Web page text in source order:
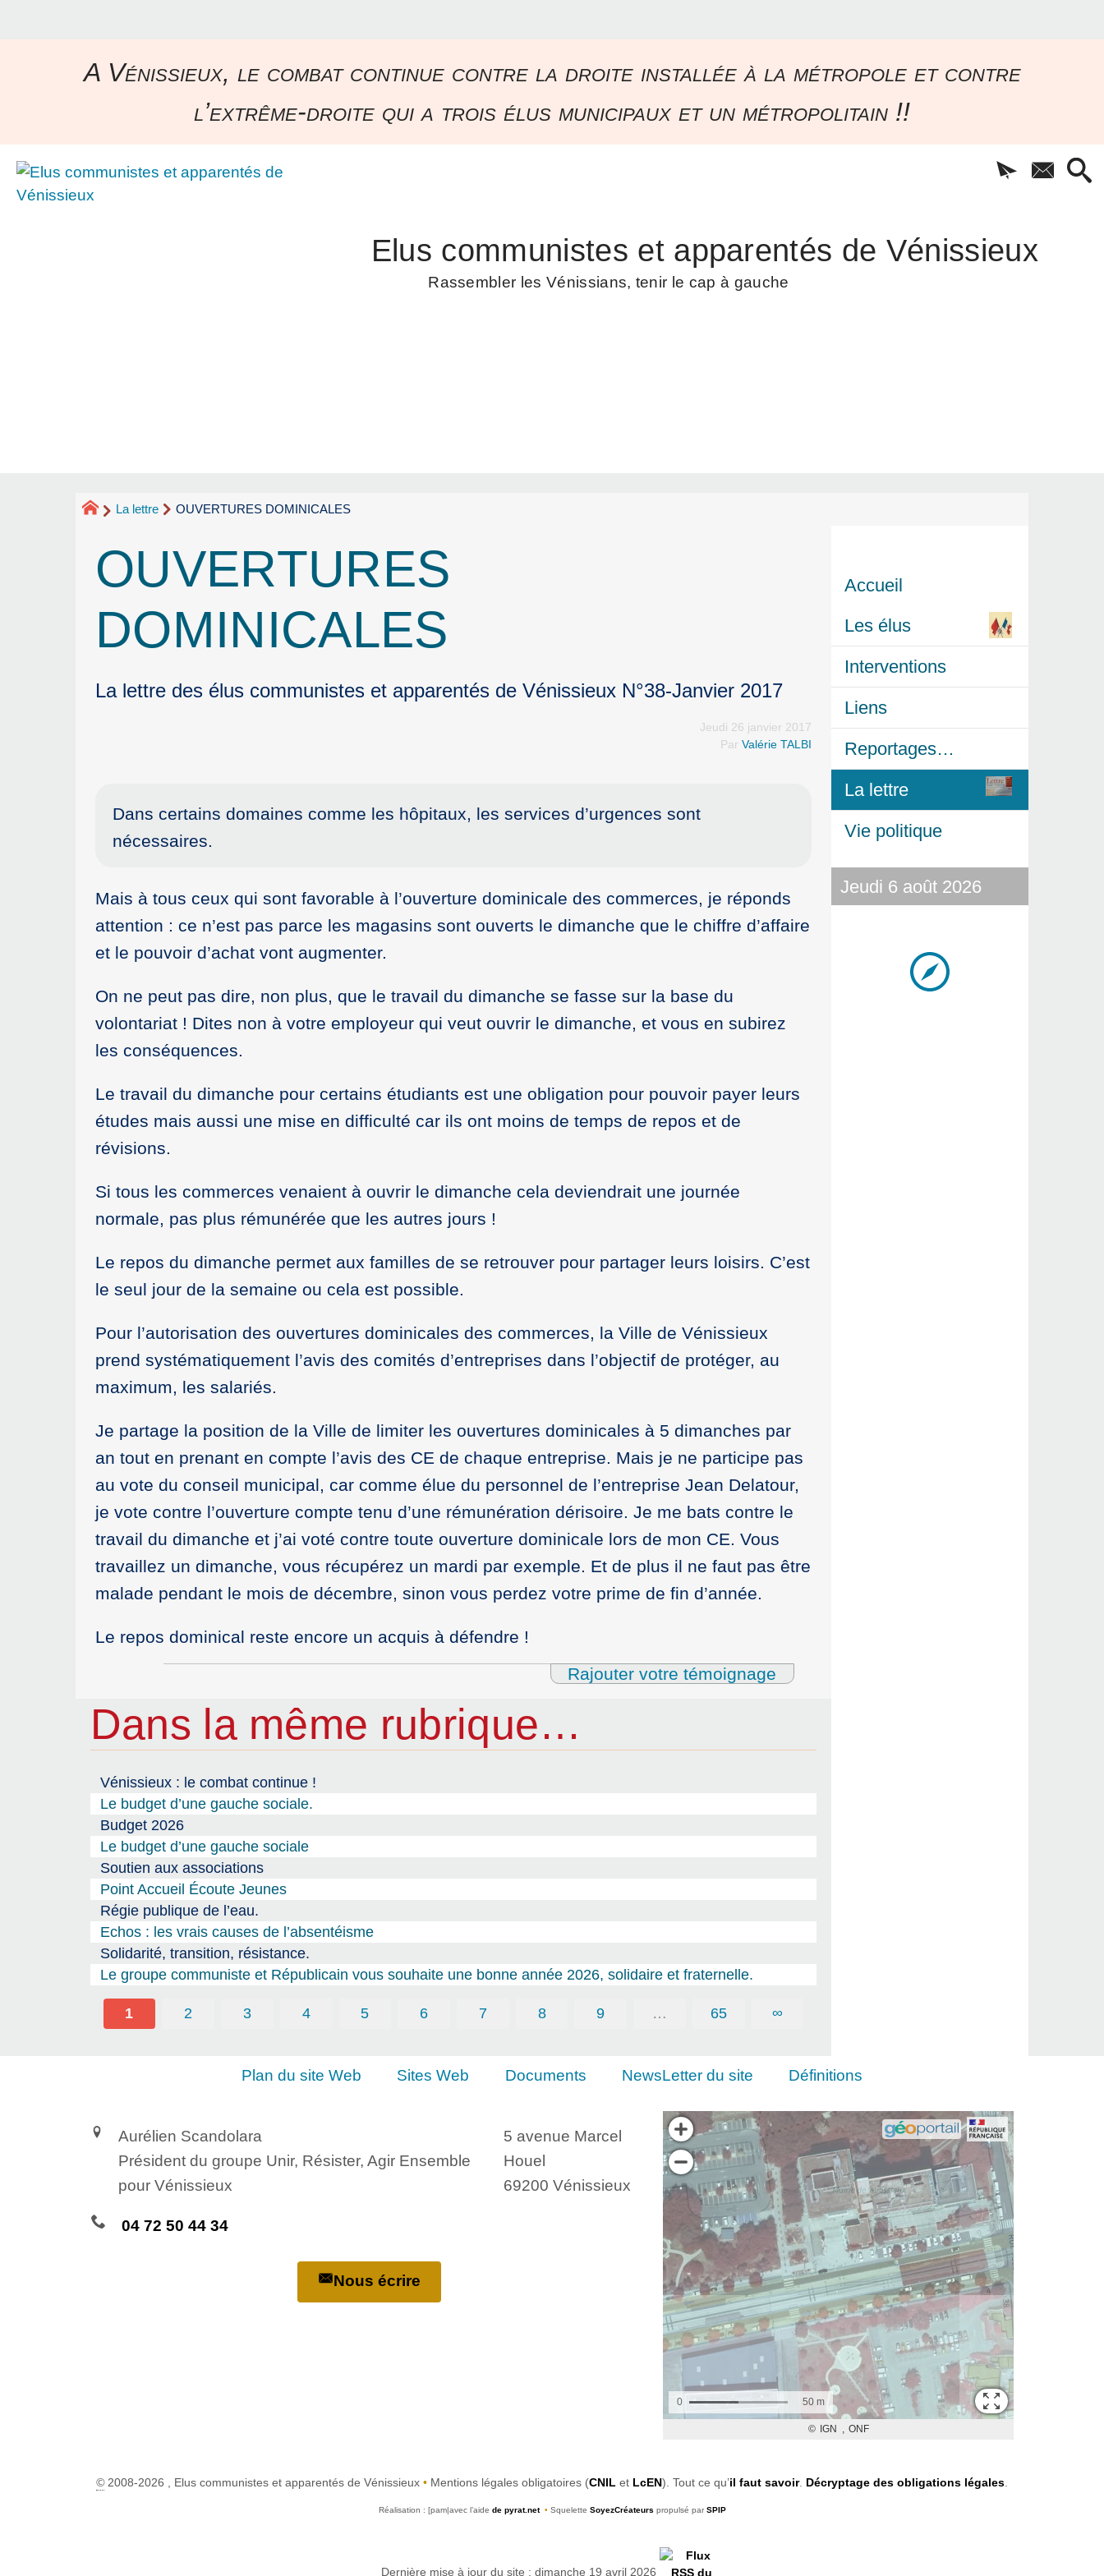
A Vénissieux, le combat continue contre la droite installée à la métropole et contre
l’extrême-droite qui a trois élus municipaux et un métropolitain !!
Elus communistes et apparentés de Vénissieux
Rassembler les Vénissians, tenir le cap à gauche
La lettre OUVERTURES DOMINICALES
OUVERTURES
DOMINICALES
La lettre des élus communistes et apparentés de Vénissieux N°38-Janvier 2017
Jeudi 26 janvier 2017
Par Valérie TALBI
Dans certains domaines comme les hôpitaux, les services d’urgences sont
nécessaires.
Mais à tous ceux qui sont favorable à l’ouverture dominicale des commerces, je réponds
attention : ce n’est pas parce les magasins sont ouverts le dimanche que le chiffre d’affaire
et le pouvoir d’achat vont augmenter.
On ne peut pas dire, non plus, que le travail du dimanche se fasse sur la base du
volontariat ! Dites non à votre employeur qui veut ouvrir le dimanche, et vous en subirez
les conséquences.
Le travail du dimanche pour certains étudiants est une obligation pour pouvoir payer leurs
études mais aussi une mise en difficulté car ils ont moins de temps de repos et de
révisions.
Si tous les commerces venaient à ouvrir le dimanche cela deviendrait une journée
normale, pas plus rémunérée que les autres jours !
Le repos du dimanche permet aux familles de se retrouver pour partager leurs loisirs. C’est
le seul jour de la semaine ou cela est possible.
Pour l’autorisation des ouvertures dominicales des commerces, la Ville de Vénissieux
prend systématiquement l’avis des comités d’entreprises dans l’objectif de protéger, au
maximum, les salariés.
Je partage la position de la Ville de limiter les ouvertures dominicales à 5 dimanches par
an tout en prenant en compte l’avis des CE de chaque entreprise. Mais je ne participe pas
au vote du conseil municipal, car comme élue du personnel de l’entreprise Jean Delatour,
je vote contre l’ouverture compte tenu d’une rémunération dérisoire. Je me bats contre le
travail du dimanche et j’ai voté contre toute ouverture dominicale lors de mon CE. Vous
travaillez un dimanche, vous récupérez un mardi par exemple. Et de plus il ne faut pas être
malade pendant le mois de décembre, sinon vous perdez votre prime de fin d’année.
Le repos dominical reste encore un acquis à défendre !
Rajouter votre témoignage
Dans la même rubrique…
Vénissieux : le combat continue !
Le budget d’une gauche sociale.
Budget 2026
Le budget d’une gauche sociale
Soutien aux associations
Point Accueil Écoute Jeunes
Régie publique de l’eau.
Echos : les vrais causes de l’absentéisme
Solidarité, transition, résistance.
Le groupe communiste et Républicain vous souhaite une bonne année 2026, solidaire et fraternelle.
1 2 3 4 5 6 7 8 9 … 65 ∞
Accueil
Les élus
Interventions
Liens
Reportages…
La lettre
Vie politique
Jeudi 6 août 2026
Plan du site Web Sites Web Documents NewsLetter du site Définitions
Aurélien Scandolara
Président du groupe Unir, Résister, Agir Ensemble
pour Vénissieux
5 avenue Marcel
Houel
69200 Vénissieux
04 72 50 44 34
Nous écrire
©2008-2026 , Elus communistes et apparentés de Vénissieux • Mentions légales obligatoires (CNIL et LcEN). Tout ce qu’il faut savoir. Décryptage des obligations légales
Réalisation : [pam|avec l’aide de pyrat.net • Squelette SoyezCréateurs propulsé par SPIP
Dernière mise à jour du site : dimanche 19 avril 2026